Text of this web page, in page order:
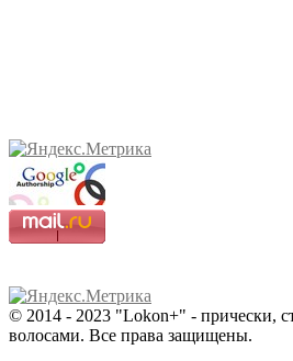
© 2014 - 2023 "Lokon+" - прически,
волосами. Все права защищены.